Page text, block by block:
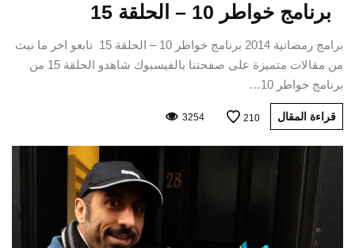
برنامج خواطر 10 – الحلقة 15
برامج رمضانية 2014 برنامج خواطر 10 – الحلقة 15 تابعو اخر ما نبث
من مقالات متميزة على صفحتنا بالفيسبوك شاهدو الحلقة 15 من
برنامج خواطر 10…
قراءة المقال 210
3254